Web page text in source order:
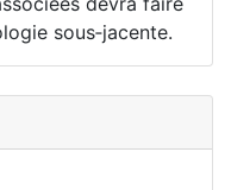
sous‑jacente.